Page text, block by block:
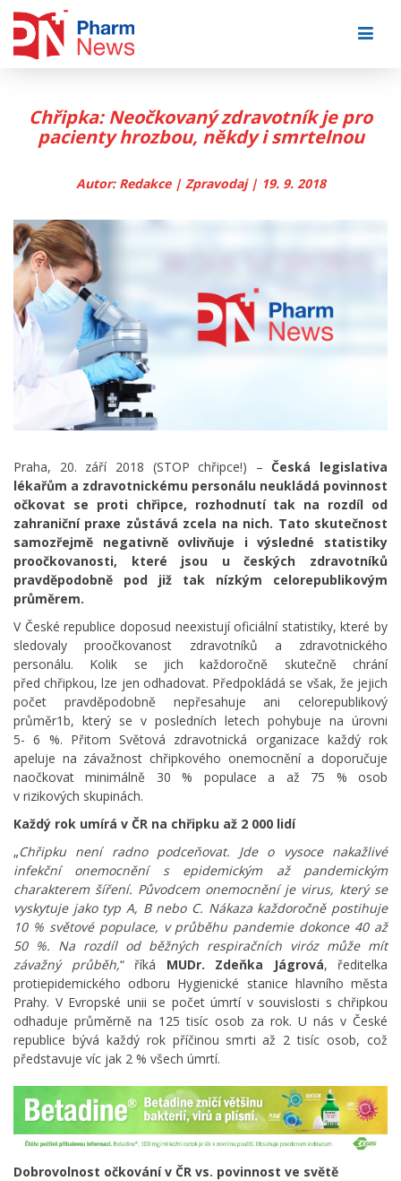
Chřipka: Neočkovaný zdravotník je pro
pacienty hrozbou, někdy i smrtelnou
Autor: Redakce | Zpravodaj | 19. 9. 2018
Praha, 20. září 2018 (STOP chřipce!) –Česká legislativa
lékařům a zdravotnickému personálu neukládá povinnost
očkovat se proti chřipce, rozhodnutí tak na rozdíl od
zahraniční praxe zůstává zcela na nich. Tato skutečnost
samozřejmě negativně ovlivňuje i výsledné statistiky
proočkovanosti, které jsou u českých zdravotníků
pravděpodobně pod již tak nízkým celorepublikovým
průměrem.
V České republice doposud neexistují oficiální statistiky, které by
sledovaly proočkovanost zdravotníků a zdravotnického
personálu. Kolik se jich každoročně skutečně chrání
před chřipkou, lze jen odhadovat. Předpokládá se však, že jejich
počet pravděpodobně nepřesahuje ani celorepublikový
průměr1b, který se v posledních letech pohybuje na úrovni
5- 6 %. Přitom Světová zdravotnická organizace každý rok
apeluje na závažnost chřipkového onemocnění a doporučuje
naočkovat minimálně 30 % populace a až 75 % osob
v rizikových skupinách.
Každý rok umírá v ČR na chřipku až 2 000 lidí
„Chřipku není radno podceňovat. Jde o vysoce nakažlivé
infekční onemocnění s epidemickým až pandemickým
charakterem šíření. Původcem onemocnění je virus, který se
vyskytuje jako typ A, B nebo C. Nákaza každoročně postihuje
10 % světové populace, v průběhu pandemie dokonce 40 až
50 %. Na rozdíl od běžných respiračních viróz může mít
závažný průběh,“ říká MUDr. Zdeňka Jágrová, ředitelka
protiepidemického odboru Hygienické stanice hlavního města
Prahy. V Evropské unii se počet úmrtí v souvislosti s chřipkou
odhaduje průměrně na 125 tisíc osob za rok. U nás v České
republice bývá každý rok příčinou smrti až 2 tisíc osob, což
představuje víc jak 2 % všech úmrtí.
Dobrovolnost očkování v ČR vs. povinnost ve světě